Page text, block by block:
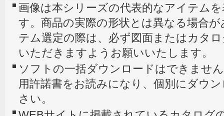
画像は本シリーズの代表的なアイテム
す。商品の実際の形状とは異なる場合
テム選定の際は、必ず図面またはカタ
いただきますようお願いいたします。
ソフトの一括ダウンロードはできませ
用許諾書をお読みになり、個別にダウ
さい。